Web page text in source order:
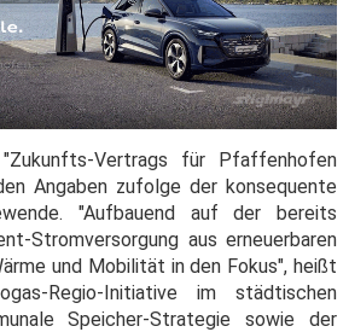
Vertrags für Pfaffenhofen
Angaben zufolge der konsequente
"Aufbauend auf der bereits
Stromversorgung aus erneuerbaren
und Mobilität in den Fokus", heißt
Regio-Initiative im städtischen
Speicher-Strategie sowie der